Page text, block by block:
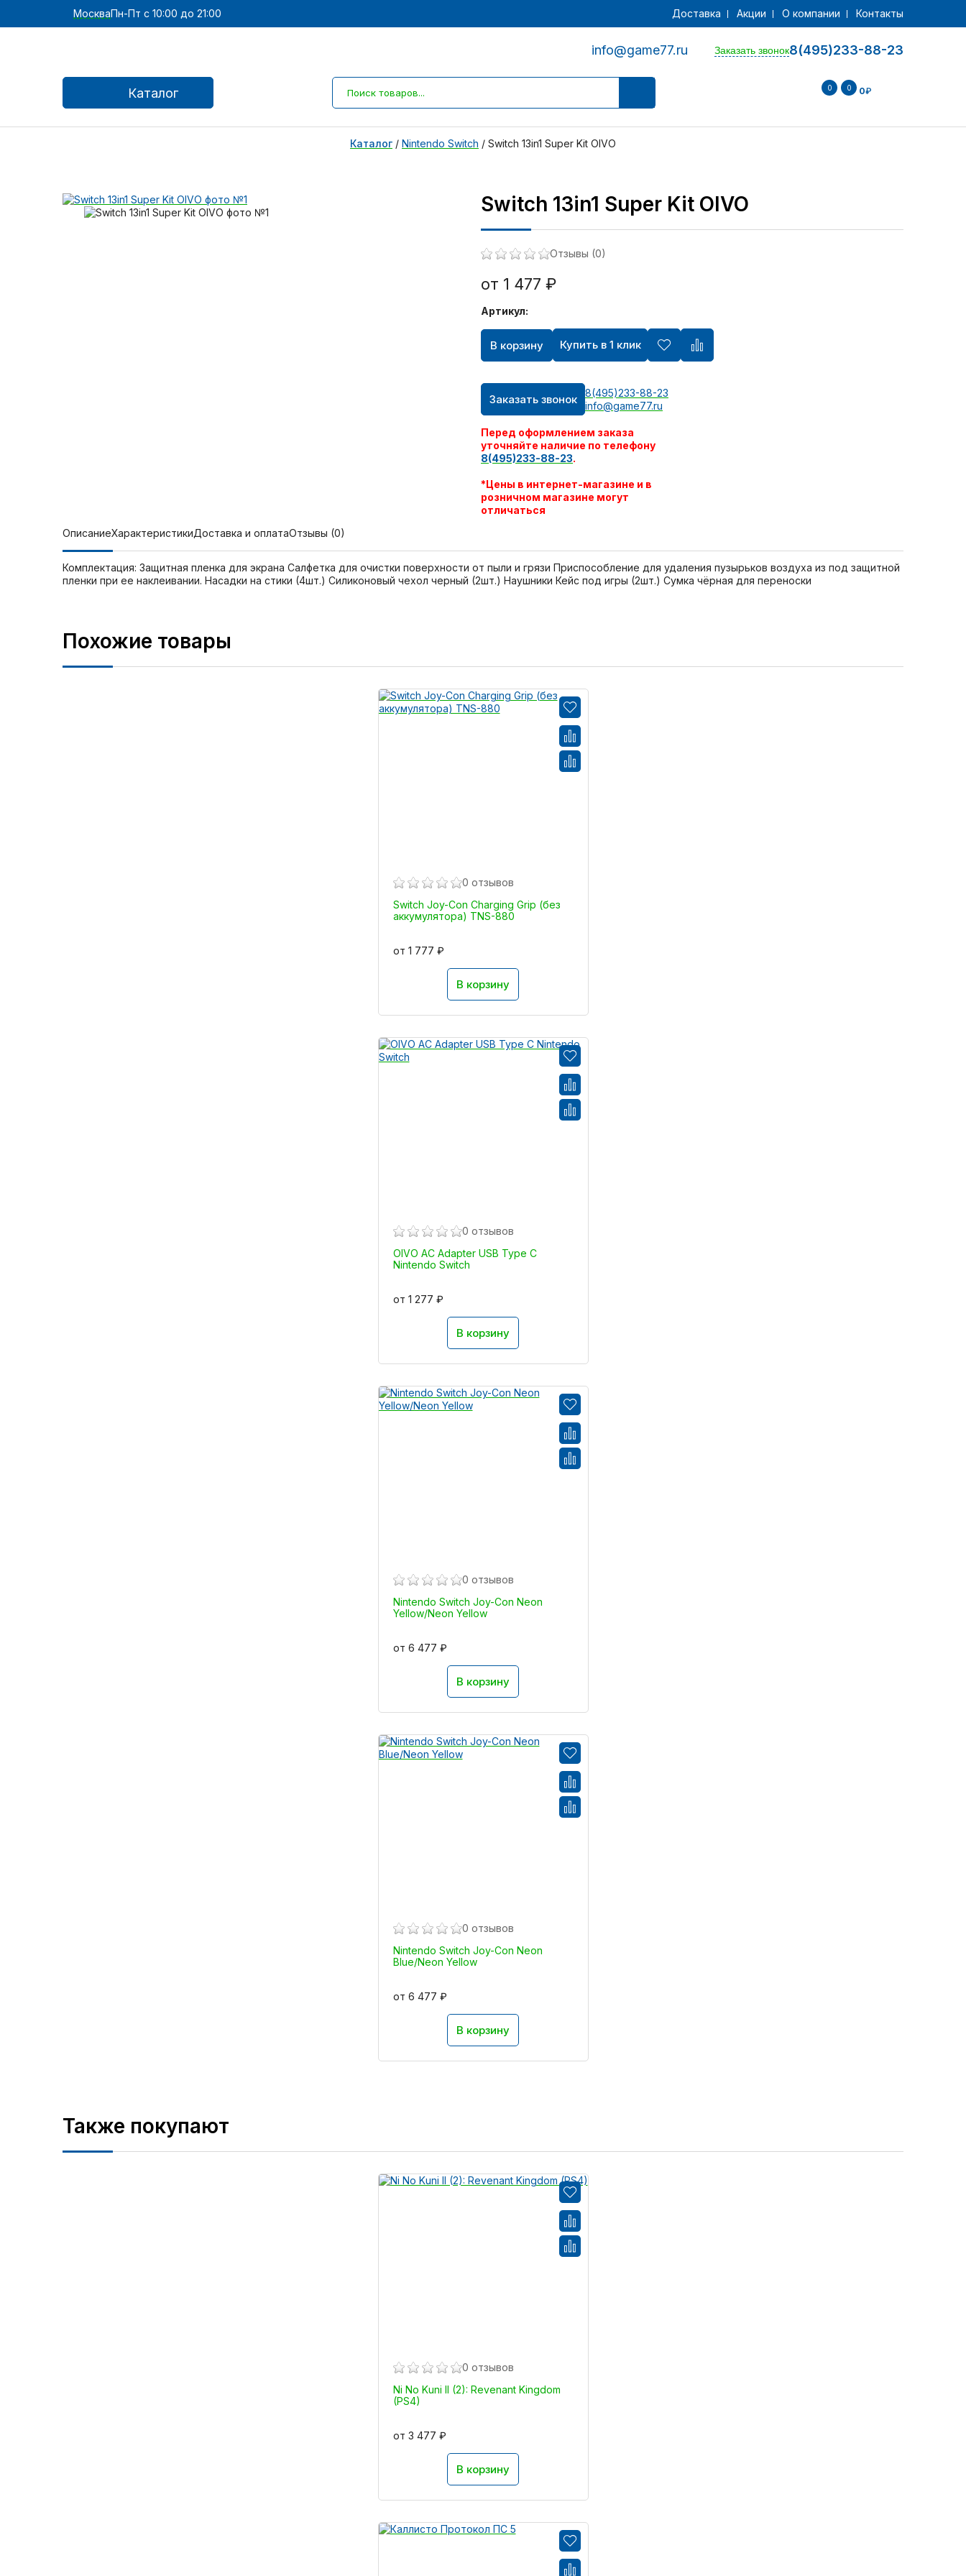
МоскваПн-Пт с 10:00 до 21:00 Доставка Акции О компании Контакты
info@game77.ru 8(495)233-88-23
Заказать звонок
Каталог 0 0 0₽
Каталог / Nintendo Switch / Switch 13in1 Super Kit OIVO
Switch 13in1 Super Kit OIVO
Отзывы (0)
от 1 477 ₽
Артикул:
В корзину Купить в 1 клик
Заказать звонок
8(495)233-88-23
info@game77.ru
Перед оформлением заказа
уточняйте наличие по телефону
8(495)233-88-23.
*Цены в интернет-магазине и в
розничном магазине могут
отличаться
ОписаниеХарактеристикиДоставка и оплатаОтзывы (0)
Комплектация: Защитная пленка для экрана Салфетка для очистки поверхности от пыли и грязи Приспособление для удаления пузырьков воздуха из под защитной
пленки при ее наклеивании. Насадки на стики (4шт.) Силиконовый чехол черный (2шт.) Наушники Кейс под игры (2шт.) Сумка чёрная для переноски
Похожие товары
0 отзывов
Switch Joy-Con Charging Grip (без
аккумулятора) TNS-880
от 1 777 ₽
В корзину
0 отзывов
OIVO AC Adapter USB Type C
Nintendo Switch
от 1 277 ₽
В корзину
0 отзывов
Nintendo Switch Joy-Con Neon
Yellow/Neon Yellow
от 6 477 ₽
В корзину
0 отзывов
Nintendo Switch Joy-Con Neon
Blue/Neon Yellow
от 6 477 ₽
В корзину
Также покупают
0 отзывов
Ni No Kuni II (2): Revenant Kingdom
(PS4)
от 3 477 ₽
В корзину